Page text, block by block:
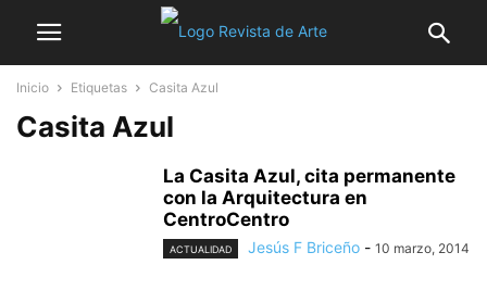
Inicio Etiquetas Casita Azul
Casita Azul
La Casita Azul, cita permanente
con la Arquitectura en
CentroCentro
ACTUALIDAD Jesús F Briceño - 10 marzo, 2014